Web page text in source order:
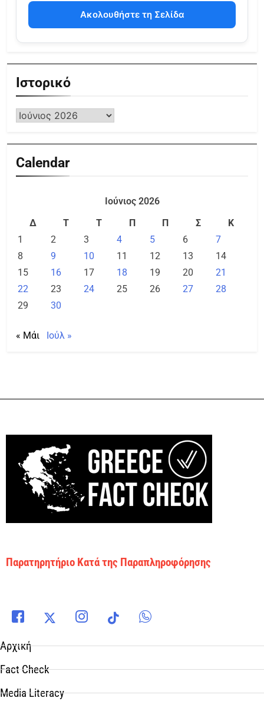
Ακολουθήστε τη Σελίδα
Ιστορικό
Calendar
Ιούνιος 2026
Δ
Τ Τ Π Π Σ
Κ
1
2 3 4 5 6
7
8
9 10 11 12 13
14
15
16 17 18 19 20
21
22
23 24 25 26 27
28
29
30
« Μάι Ιούλ »
Παρατηρητήριο Κατά της Παραπληροφόρησης
Αρχική
Fact Check
Media Literacy